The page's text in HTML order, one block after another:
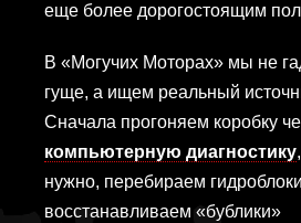
еще более дорогостоящим
В «Могучих Моторах» мы не
гуще, а ищем реальный
Сначала прогоняем коробку
компьютерную диагностику
нужно, перебираем
восстанавливаем «бублики»